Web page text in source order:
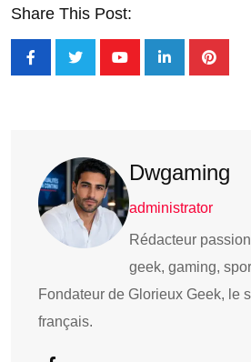
Share This Post:
Dwgaming
administrator
Rédacteur
geek, gaming,
Fondateur de Glorieux Geek, le
français.